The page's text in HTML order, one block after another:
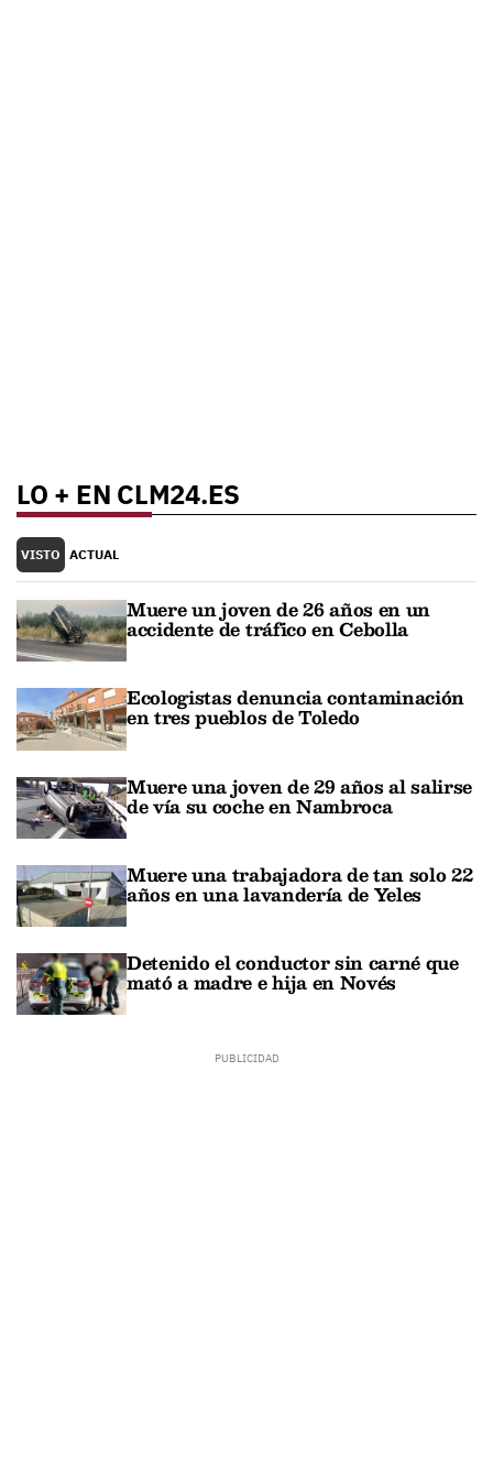
LO + EN CLM24.ES
VISTO ACTUAL
Muere un joven de 26 años en un
accidente de tráfico en Cebolla
Ecologistas denuncia contaminación
en tres pueblos de Toledo
Muere una joven de 29 años al salirse
de vía su coche en Nambroca
Muere una trabajadora de tan solo 22
años en una lavandería de Yeles
Detenido el conductor sin carné que
mató a madre e hija en Novés